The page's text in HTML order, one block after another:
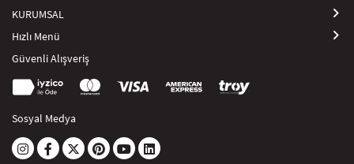
KURUMSAL
Hızlı Menü
Güvenli Alışveriş
Sosyal Medya